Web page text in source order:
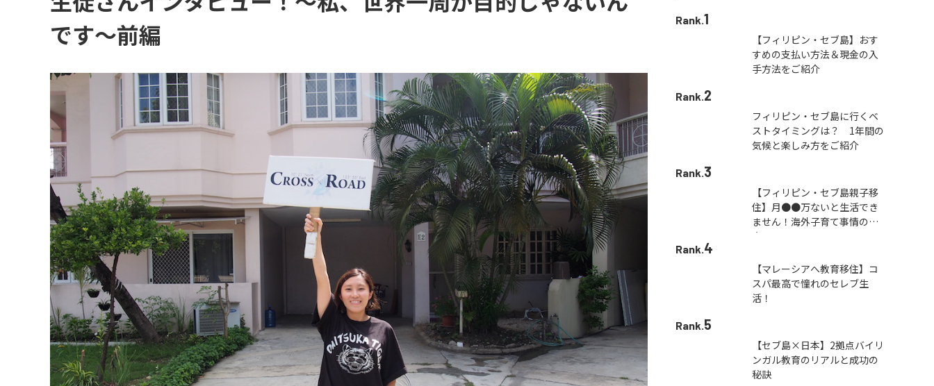
です〜前編
Rank.1
【フィリピン・セブ島】おす
すめの支払い方法＆現金の入
手方法をご紹介
Rank.2
フィリピン・セブ島に行くベ
ストタイミングは？ 1年間の
気候と楽しみ方をご紹介
Rank.3
【フィリピン・セブ島親子移
住】月●●万ないと生活でき
ません！海外子育て事情の本
音
Rank.4
【マレーシアへ教育移住】コ
スパ最高で憧れのセレブ生
活！
Rank.5
【セブ島×日本】2拠点バイリ
ンガル教育のリアルと成功の
秘訣